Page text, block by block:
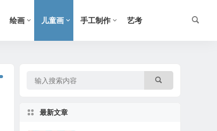
绘画 儿童画 手工制作 艺考
最新文章